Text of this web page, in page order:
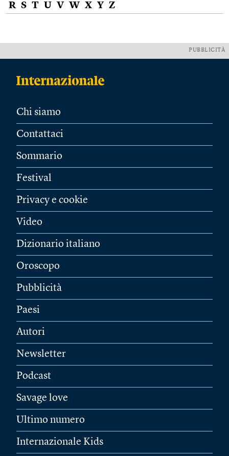
R S T U V W X Y Z
PUBBLICITÀ
Chi siamo
Contattaci
Sommario
Festival
Privacy e cookie
Video
Dizionario italiano
Oroscopo
Pubblicità
Paesi
Autori
Newsletter
Podcast
Savage love
Ultimo numero
Internazionale Kids